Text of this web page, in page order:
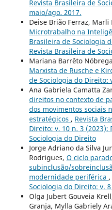
Revista Brasileira de
maio/ago. 2017.
Deise Brião Ferraz,
Microtrabalho na
Brasileira de Sociologia
Revista Brasileira de
Mariana Barrêto
Marxista de Rusche e
de Sociologia do Direito:
Ana Gabriela Camatta
direitos no contexto de
dos movimentos sociais
estratégicos , Revista
Direito: v. 10 n. 3 (2023):
Sociologia do Direito
Jorge Adriano da Silva
Rodrigues, O ciclo
subinclusão/
modernidade periférica ,
Sociologia do Direito: v.
Olga Jubert Gouveia
Granja, Mylla Gabriely